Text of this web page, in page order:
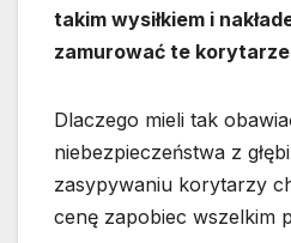
takim wysiłkiem i
zamurować te
Dlaczego mieli tak
niebezpieczeństwa z
zasypywaniu korytarzy
cenę zapobiec wszelkim